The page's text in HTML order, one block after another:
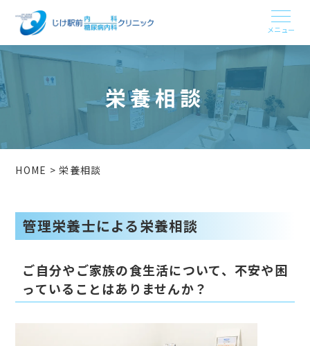
栄養相談
HOME >栄養相談
管理栄養士による栄養相談
ご自分やご家族の食生活について、不安や困
っていることはありませんか？